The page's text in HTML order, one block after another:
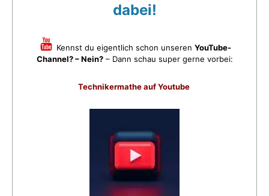
dabei!
Kennst du eigentlich schon unseren YouTube-
Channel? – Nein?– Dann schau super gerne vorbei:
Technikermathe auf Youtube